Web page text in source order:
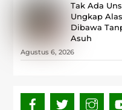
Tak Ada
Ungkap
Dibawa
Asuh
Agustus 6, 2026